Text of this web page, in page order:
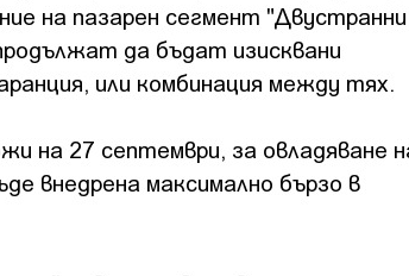
на пазарен сегмент "Двустранни
да бъдат изисквани
или комбинация между тях.
на 27 септември, за овладяване
внедрена максимално бързо в